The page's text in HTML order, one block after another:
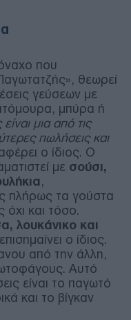
που
θεωρεί
γεύσεων με
μπύρα ή
μια από τις
πωλήσεις και
ο ίδιος. Ο
με σούσι,
,
πλήρως τα γούστα
και τόσο.
λουκάνικο και
ο ίδιος.
από την άλλη,
Αυτό
είναι το παγωτό
και το βίγκαν